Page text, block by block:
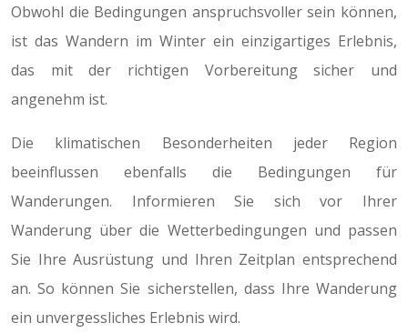
Obwohl die Bedingungen anspruchsvoller sein können,
ist das Wandern im Winter ein einzigartiges Erlebnis,
das mit der richtigen Vorbereitung sicher und
angenehm ist.
Die klimatischen Besonderheiten jeder Region
beeinflussen ebenfalls die Bedingungen für
Wanderungen. Informieren Sie sich vor Ihrer
Wanderung über die Wetterbedingungen und passen
Sie Ihre Ausrüstung und Ihren Zeitplan entsprechend
an. So können Sie sicherstellen, dass Ihre Wanderung
ein unvergessliches Erlebnis wird.